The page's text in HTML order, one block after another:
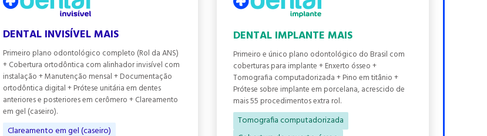
DENTAL INVISÍVEL MAIS
Primeiro plano odontológico completo (Rol da ANS)
+ Cobertura ortodôntica com alinhador invisível com
instalação + Manutenção mensal + Documentação
ortodôntica digital + Prótese unitária em dentes
anteriores e posteriores em cerômero + Clareamento
em gel (caseiro).
Clareamento em gel (caseiro)
DENTAL IMPLANTE MAIS
Primeiro e único plano odontológico do Brasil com
coberturas para implante + Enxerto ósseo +
Tomografia computadorizada + Pino em titânio +
Prótese sobre implante em porcelana, acrescido de
mais 55 procedimentos extra rol.
Tomografia computadorizada